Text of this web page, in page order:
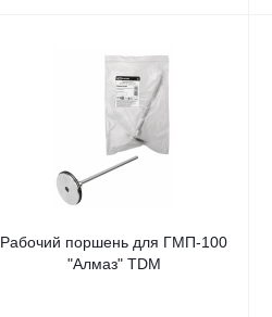
Рабочий поршень для ГМП-100
"Алмаз" TDM